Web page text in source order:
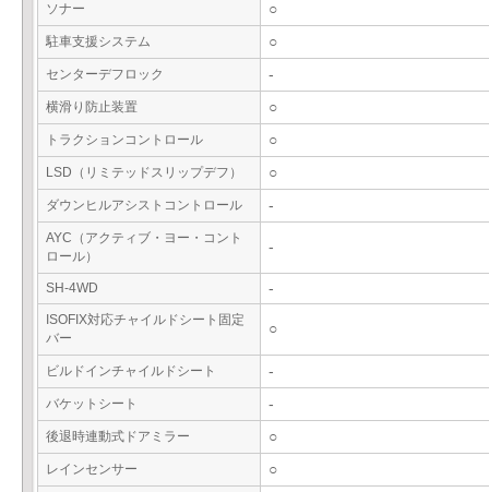
ソナー ○
駐車支援システム ○
センターデフロック -
横滑り防止装置 ○
トラクションコントロール ○
LSD（リミテッドスリップデフ） ○
ダウンヒルアシストコントロール -
AYC（アクティブ・ヨー・コント
ロール）
-
SH-4WD -
ISOFIX対応チャイルドシート固定
バー
○
ビルドインチャイルドシート -
バケットシート -
後退時連動式ドアミラー ○
レインセンサー ○